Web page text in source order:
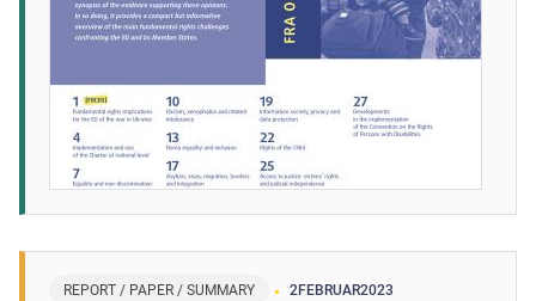
REPORT / PAPER / SUMMARY 2FEBRUAR2023